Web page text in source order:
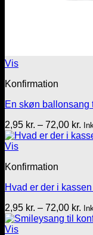
Vis
Konfirmation
En skøn ballonsang
2,95 kr. – 72,00 kr.
Vis
Konfirmation
Hvad er der i
2,95 kr. – 72,00 kr.
Vis